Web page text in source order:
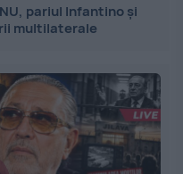
pariul Infantino și
multilaterale